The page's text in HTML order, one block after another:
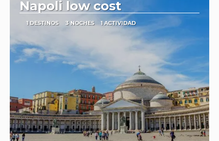
Napoli low cost
1 DESTINOS 3 NOCHES 1 ACTIVIDAD